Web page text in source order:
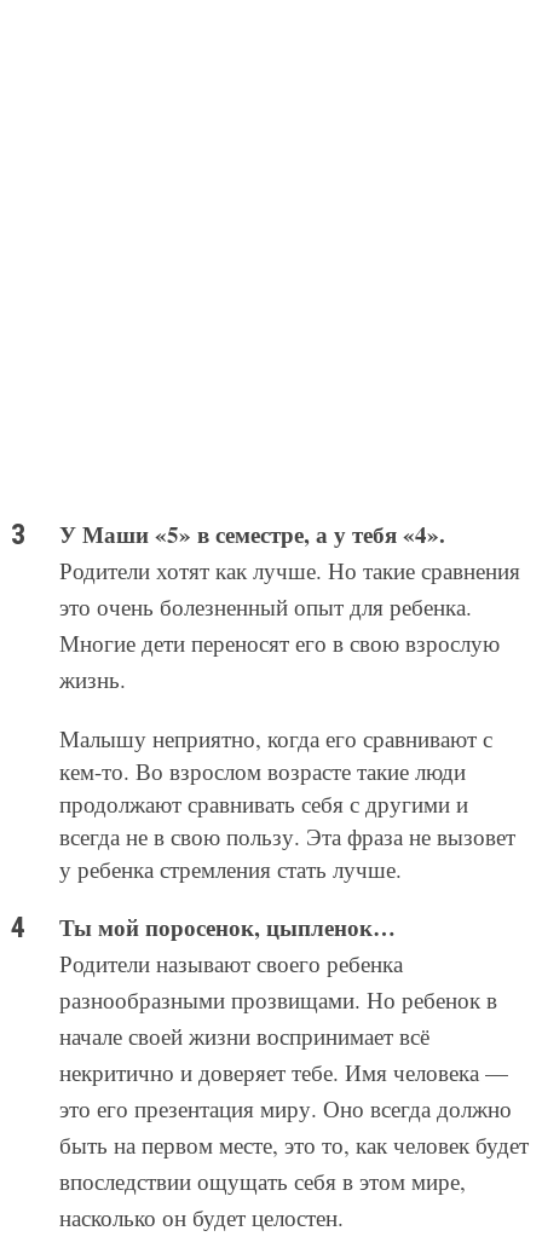
У Маши «5» в семестре, а у тебя «4».
Родители хотят как лучше. Но такие сравнения
это очень болезненный опыт для ребенка.
Многие дети переносят его в свою взрослую
жизнь.
Малышу неприятно, когда его сравнивают с
кем-то. Во взрослом возрасте такие люди
продолжают сравнивать себя с другими и
всегда не в свою пользу. Эта фраза не вызовет
у ребенка стремления стать лучше.
Ты мой поросенок, цыпленок…
Родители называют своего ребенка
разнообразными прозвищами. Но ребенок в
начале своей жизни воспринимает всё
некритично и доверяет тебе. Имя человека —
это его презентация миру. Оно всегда должно
быть на первом месте, это то, как человек будет
впоследствии ощущать себя в этом мире,
насколько он будет целостен.